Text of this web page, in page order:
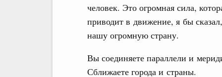
человек. Это огромная сила,
приводит в движение, я бы
нашу огромную страну.
Вы соединяете параллели и
Сближаете города и страны.